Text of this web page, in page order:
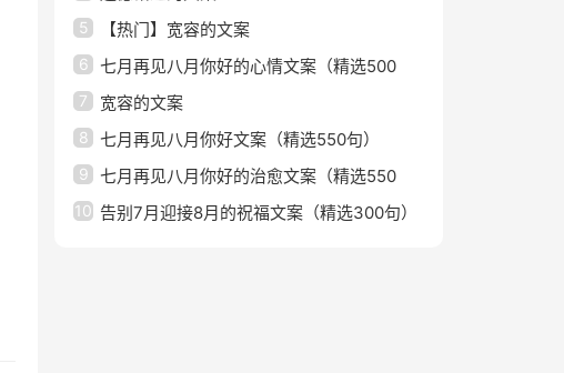
5 【热门】宽容的文案
6
七月再见八月你好的心情文案（精选500
句）
7 宽容的文案
8 七月再见八月你好文案（精选550句）
9
七月再见八月你好的治愈文案（精选550
句）
10 告别7月迎接8月的祝福文案（精选300句）